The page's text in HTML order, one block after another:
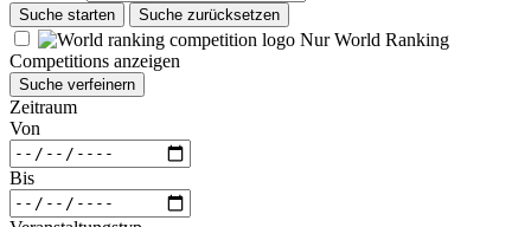
Suche starten Suche zurücksetzen
Nur World Ranking
Competitions anzeigen
Suche verfeinern
Zeitraum
Von
Bis